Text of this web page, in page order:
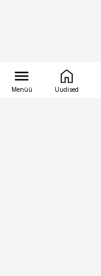
Menüü Uudised